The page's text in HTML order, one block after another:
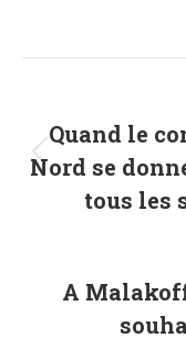
article
Quand le
Nord se
tous les
A